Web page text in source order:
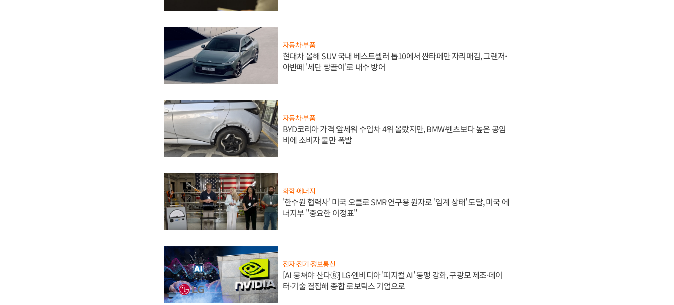
자동차·부품
현대차 올해 SUV 국내 베스트셀러 톱10에서 싼타페만 자리매김, 그랜저·
아반떼 '세단 쌍끌이'로 내수 방어
자동차·부품
BYD코리아 가격 앞세워 수입차 4위 올랐지만, BMW·벤츠보다 높은 공임
비에 소비자 불만 폭발
화학·에너지
'한수원 협력사' 미국 오클로 SMR 연구용 원자로 '임계 상태' 도달, 미국 에
너지부 "중요한 이정표"
전자·전기·정보통신
[AI 뭉쳐야 산다⑧] LG·엔비디아 '피지컬 AI' 동맹 강화, 구광모 제조·데이
터·기술 결집해 종합 로보틱스 기업으로